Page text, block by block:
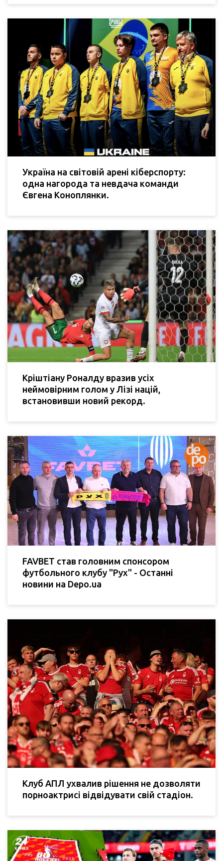
Україна на світовій арені кіберспорту:
одна нагорода та невдача команди
Євгена Коноплянки.
Кріштіану Роналду вразив усіх
неймовірним голом у Лізі націй,
встановивши новий рекорд.
FAVBET став головним спонсором
футбольного клубу "Рух" - Останні
новини на Depo.ua
Клуб АПЛ ухвалив рішення не дозволяти
порноактрисі відвідувати свій стадіон.